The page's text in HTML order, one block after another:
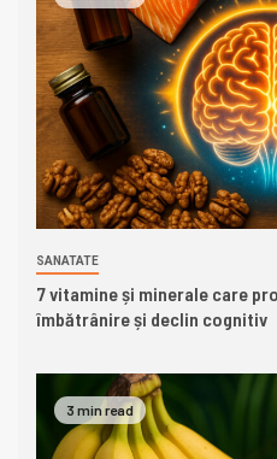
SANATATE
7 vitamine și minerale care
îmbătrânire și declin cognitiv
3 min read